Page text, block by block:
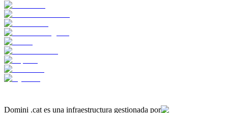
Domini .cat es una infraestructura gestionada por